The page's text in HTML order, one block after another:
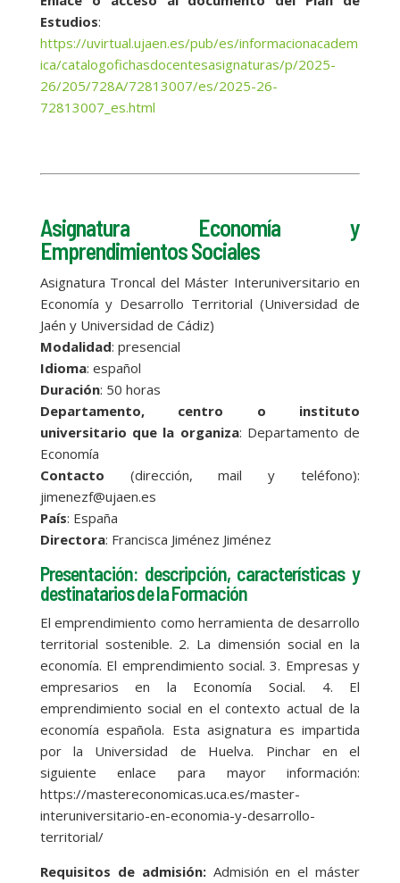
Estudios:
https://uvirtual.ujaen.es/pub/es/informacionacadem
ica/catalogofichasdocentesasignaturas/p/2025-
26/205/728A/72813007/es/2025-26-
72813007_es.html
Asignatura Economía y
Emprendimientos Sociales
Asignatura Troncal del Máster Interuniversitario en
Economía y Desarrollo Territorial (Universidad de
Jaén y Universidad de Cádiz)
Modalidad: presencial
Idioma: español
Duración: 50 horas
Departamento, centro o instituto
universitario que la organiza: Departamento de
Economía
Contacto (dirección, mail y teléfono):
jimenezf@ujaen.es
País: España
Directora: Francisca Jiménez Jiménez
Presentación: descripción, características y
destinatarios de la Formación
El emprendimiento como herramienta de desarrollo
territorial sostenible. 2. La dimensión social en la
economía. El emprendimiento social. 3. Empresas y
empresarios en la Economía Social. 4. El
emprendimiento social en el contexto actual de la
economía española. Esta asignatura es impartida
por la Universidad de Huelva. Pinchar en el
siguiente enlace para mayor información:
https://mastereconomicas.uca.es/master-
interuniversitario-en-economia-y-desarrollo-
territorial/
Requisitos de admisión: Admisión en el máster